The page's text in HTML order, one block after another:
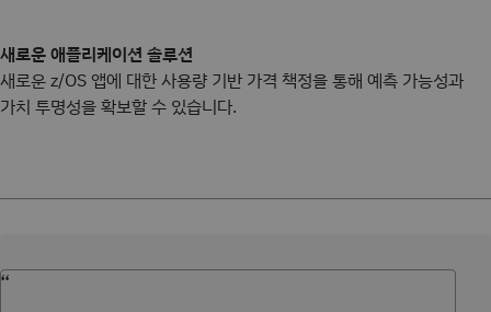
새로운 애플리케이션 솔루션
새로운 z/OS 앱에 대한 사용량 기반 가격 책정을 통해 예측 가능성과
가치 투명성을 확보할 수 있습니다.